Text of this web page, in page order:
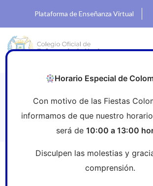
Plataforma de Enseñanza Virtual
«Manejo del paciente con
severa»
Nuevo webinar
Horario Especial de
Con motivo de las Fiestas
informamos de que nuestro
será de 10:00 a 13:00
Disculpen las molestias y
comprensión.